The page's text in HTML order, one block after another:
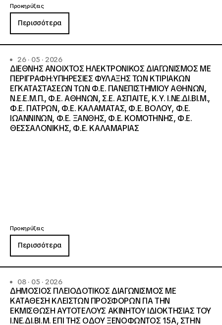
Προκηρύξεις
Περισσότερα
26 · 05 · 2026
ΔΙΕΘΝΗΣ ΑΝΟΙΧΤΟΣ ΗΛΕΚΤΡΟΝΙΚΟΣ ΔΙΑΓΩΝΙΣΜΟΣ ΜΕ
ΠΕΡΙΓΡΑΦΗ:ΥΠΗΡΕΣΙΕΣ ΦΥΛΑΞΗΣ ΤΩΝ ΚΤΙΡΙΑΚΩΝ
ΕΓΚΑΤΑΣΤΑΣΕΩΝ ΤΩΝ Φ.Ε. ΠΑΝΕΠΙΣΤΗΜΙΟΥ ΑΘΗΝΩΝ,
Ν.Ε.Ε.Μ.Π., Φ.Ε. ΑΘΗΝΩΝ, Σ.Ε. ΑΣΠΑΙΤΕ, Κ.Υ. Ι.ΝΕ.ΔΙ.ΒΙ.Μ.,
Φ.Ε. ΠΑΤΡΩΝ, Φ.Ε. ΚΑΛΑΜΑΤΑΣ, Φ.Ε. ΒΟΛΟΥ, Φ.Ε.
ΙΩΑΝΝΙΝΩΝ, Φ.Ε. ΞΑΝΘΗΣ, Φ.Ε. ΚΟΜΟΤΗΝΗΣ, Φ.Ε.
ΘΕΣΣΑΛΟΝΙΚΗΣ, Φ.Ε. ΚΑΛΑΜΑΡΙΑΣ
Προκηρύξεις
Περισσότερα
08 · 05 · 2026
ΔΗΜΟΣΙΟΣ ΠΛΕΙΟΔΟΤΙΚΟΣ ΔΙΑΓΩΝΙΣΜΟΣ ΜΕ
ΚΑΤΑΘΕΣΗ ΚΛΕΙΣΤΩΝ ΠΡΟΣΦΟΡΩΝ ΓΙΑ ΤΗΝ
ΕΚΜΙΣΘΩΣΗ ΑΥΤΟΤΕΛΟΥΣ ΑΚΙΝΗΤΟΥ ΙΔΙΟΚΤΗΣΙΑΣ ΤΟΥ
Ι.ΝΕ.ΔΙ.ΒΙ.Μ. ΕΠΙ ΤΗΣ ΟΔΟΥ ΞΕΝΟΦΩΝΤΟΣ 15Α, ΣΤΗΝ